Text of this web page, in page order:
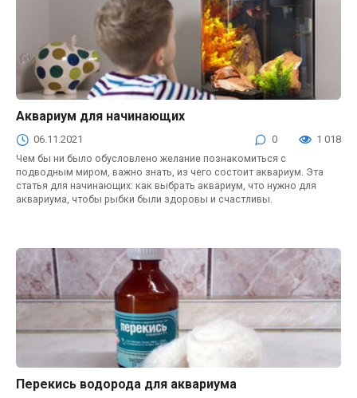
Аквариум
Аквариум для начинающих
06.11.2021 0
1 018
Чем бы ни было обусловлено желание познакомиться с
подводным миром, важно знать, из чего состоит аквариум. Эта
статья для начинающих: как выбрать аквариум, что нужно для
аквариума, чтобы рыбки были здоровы и счастливы.
Аквариум
Перекись водорода для аквариума